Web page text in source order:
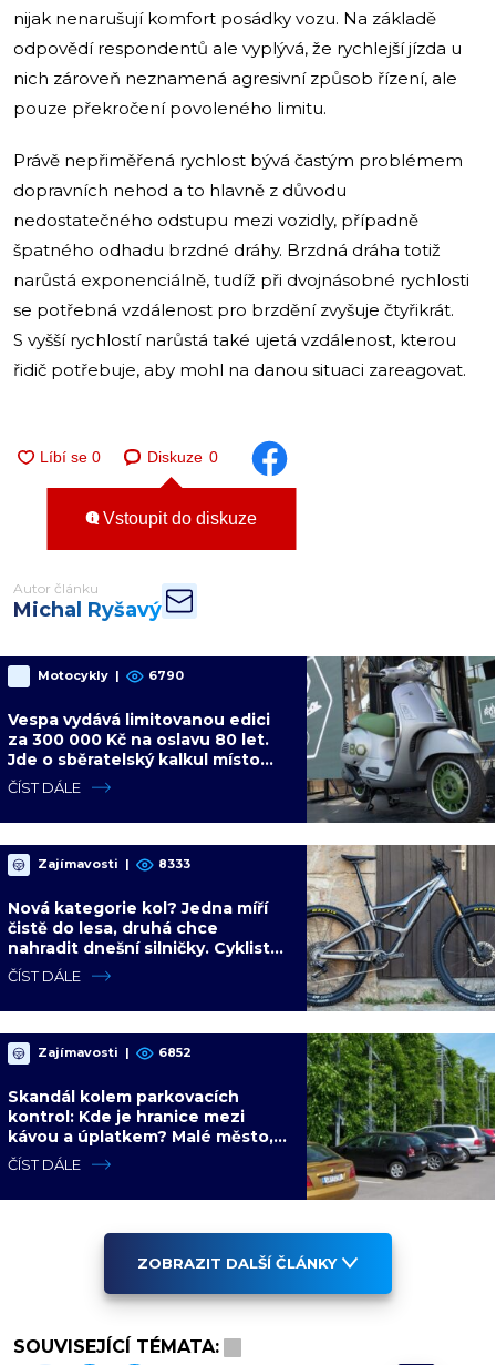
nijak nenarušují komfort posádky vozu. Na základě
odpovědí respondentů ale vyplývá, že rychlejší jízda u
nich zároveň neznamená agresivní způsob řízení, ale
pouze překročení povoleného limitu.
Právě nepřiměřená rychlost bývá častým problémem
dopravních nehod a to hlavně z důvodu
nedostatečného odstupu mezi vozidly, případně
špatného odhadu brzdné dráhy. Brzdná dráha totiž
narůstá exponenciálně, tudíž při dvojnásobné rychlosti
se potřebná vzdálenost pro brzdění zvyšuje čtyřikrát.
S vyšší rychlostí narůstá také ujetá vzdálenost, kterou
řidič potřebuje, aby mohl na danou situaci zareagovat.
Diskuze 0
Vstoupit do diskuze
Autor článku
Michal Ryšavý
Motocykly | 6790
Vespa vydává limitovanou edici
za 300 000 Kč na oslavu 80 let.
Jde o sběratelský kalkul místo
jízdního upgradu
ČÍST DÁLE
Zajímavosti | 8333
Nová kategorie kol? Jedna míří
čistě do lesa, druhá chce
nahradit dnešní silničky. Cyklisté
mají rozporuplné názory
ČÍST DÁLE
Zajímavosti | 6852
Skandál kolem parkovacích
kontrol: Kde je hranice mezi
kávou a úplatkem? Malé město,
malá výhoda, velký problém
ČÍST DÁLE
ZOBRAZIT DALŠÍ ČLÁNKY
SOUVISEJÍCÍ TÉMATA: